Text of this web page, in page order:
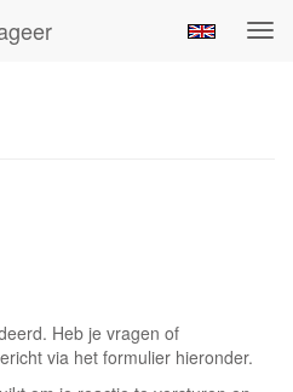
Heb je vragen of
via het formulier hieronder.